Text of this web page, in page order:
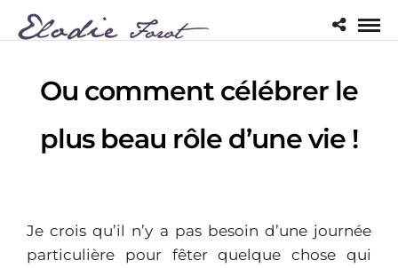
Ou comment célébrer le
plus beau rôle d’une vie !
Je crois qu’il n’y a pas besoin d’une journée
particulière pour fêter quelque chose qui